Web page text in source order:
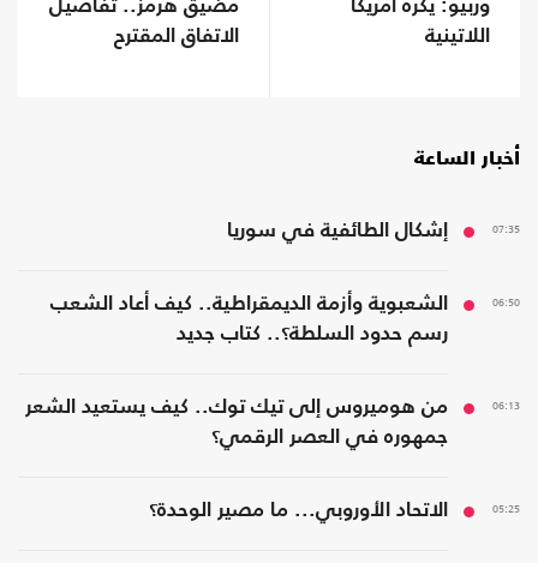
وربيو: يكره أمريكا
اللاتينية
مضيق هرمز.. تفاصيل
الاتفاق المقترح
أخبار الساعة
07:35 إشكال الطائفية في سوريا
06:50
الشعبوية وأزمة الديمقراطية.. كيف أعاد الشعب
رسم حدود السلطة؟.. كتاب جديد
06:13
من هوميروس إلى تيك توك.. كيف يستعيد الشعر
جمهوره في العصر الرقمي؟
05:25 الاتحاد الأوروبي... ما مصير الوحدة؟